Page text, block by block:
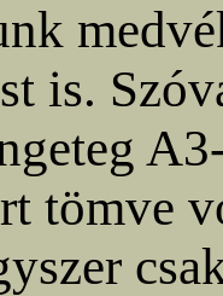
is.
tömve